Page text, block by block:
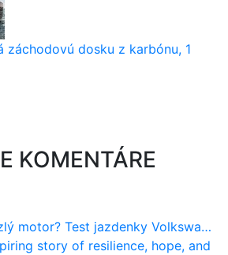
záchodovú dosku z karbónu, 1
KOMENTÁRE
Test jazdenky Volkswagen T-Roc (2017 až 2025)
story of resilience, hope, and